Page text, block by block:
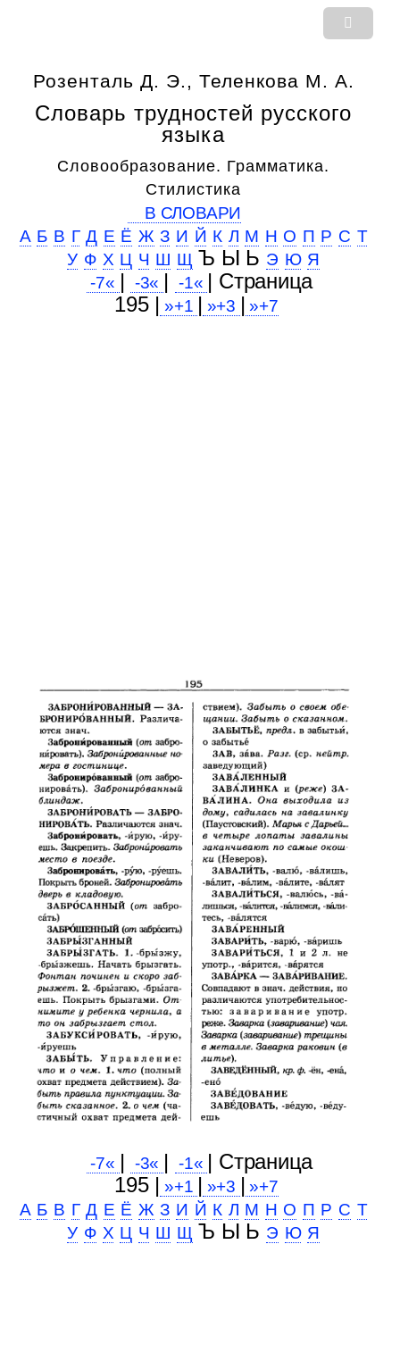
Розенталь Д. Э., Теленкова М. А.
Словарь трудностей русского
языка
Словообразование. Грамматика.
Стилистика
В СЛОВАРИ
А Б В Г Д Е Ё Ж З И Й К Л М Н О П Р С Т
У Ф Х Ц Ч Ш Щ Ъ Ы Ь Э Ю Я
-7« | -3« | -1« | Cтраница
195 | »+1 | »+3 | »+7
-7« | -3« | -1« | Cтраница
195 | »+1 | »+3 | »+7
А Б В Г Д Е Ё Ж З И Й К Л М Н О П Р С Т
У Ф Х Ц Ч Ш Щ Ъ Ы Ь Э Ю Я